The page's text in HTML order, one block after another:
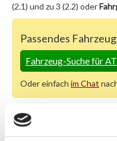
(2.1) und zu 3 (2.2) oder
Passendes
Fahrzeug-Suche für
Oder einfach im Chat
Hersteller/EU
Person